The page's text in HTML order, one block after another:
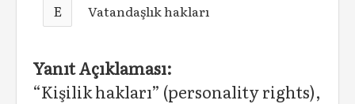
E Vatandaşlık hakları
Yanıt Açıklaması:
“Kişilik hakları” (personality rights),